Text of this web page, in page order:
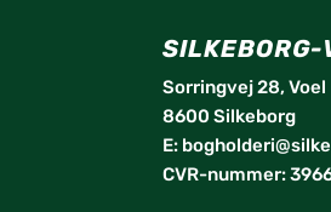
Sorringvej 28, Voel
8600 Silkeborg
E:
CVR-nummer: